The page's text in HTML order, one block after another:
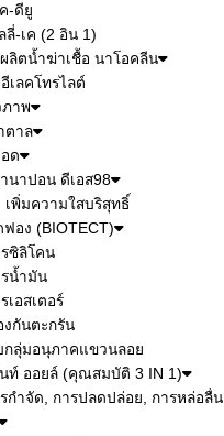
-ดียู
ลี่-เค (2 อิน 1)
ผลิตน้ำฆ่าเชื้อ นาโอคลีน
เลคโทรไลต์
ภาพ
ตาล
ด
นาปอน ดีเอส98
เพิ่มความใสบริสุทธิ์
ฟอง (BIOTECT)
ซิลิโคน
น้ำมัน
เอสเตอร์
งกันตะกรัน
กลุ่มอนุภาคแขวนลอย
ท์ ออยล์ (คุณสมบัติ 3 IN 1)
กำจัด, การปลดปล่อย, การหล่อลื่น